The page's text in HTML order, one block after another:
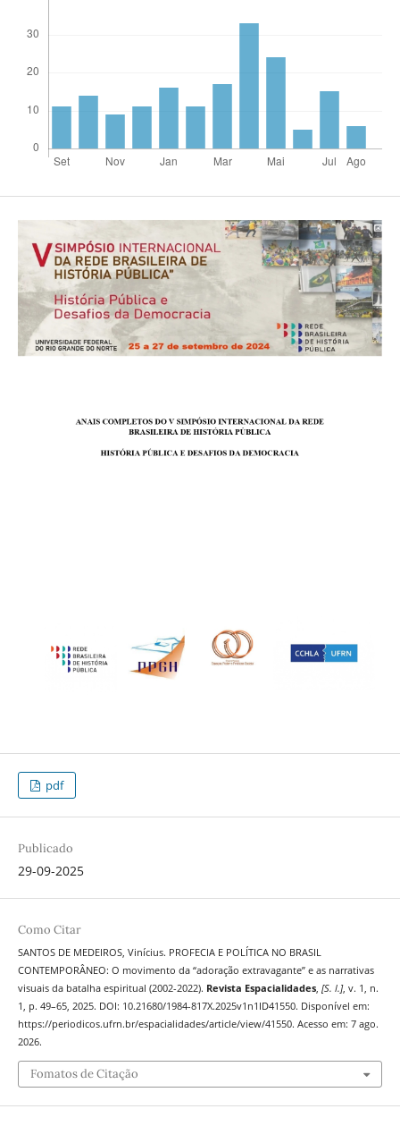
pdf
Publicado
29-09-2025
Como Citar
SANTOS DE MEDEIROS, Vinícius. PROFECIA E POLÍTICA NO BRASIL
CONTEMPORÂNEO: O movimento da “adoração extravagante” e as narrativas
visuais da batalha espiritual (2002-2022). Revista Espacialidades, [S. l.], v. 1, n.
1, p. 49–65, 2025. DOI: 10.21680/1984-817X.2025v1n1ID41550. Disponível em:
https://periodicos.ufrn.br/espacialidades/article/view/41550. Acesso em: 7 ago.
2026.
Fomatos de Citação